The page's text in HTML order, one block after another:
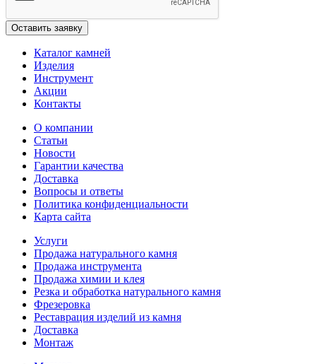
Каталог камней
Изделия
Инструмент
Акции
Контакты
О компании
Статьи
Новости
Гарантии качества
Доставка
Вопросы и ответы
Политика конфиденциальности
Карта сайта
Услуги
Продажа натурального камня
Продажа инструмента
Продажа химии и клея
Резка и обработка натурального камня
Фрезеровка
Реставрация изделий из камня
Доставка
Монтаж